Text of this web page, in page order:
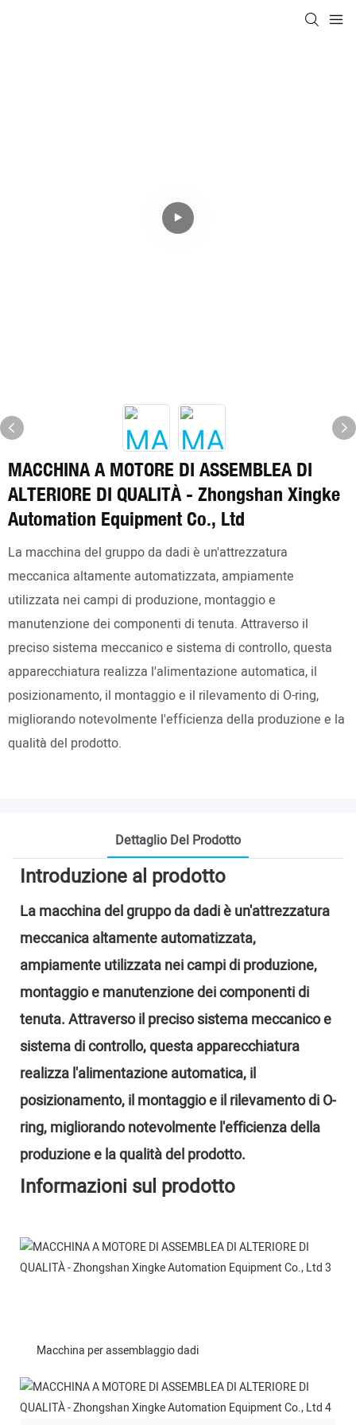
MACCHINA A MOTORE DI ASSEMBLEA DI
ALTERIORE DI QUALITÀ - Zhongshan Xingke
Automation Equipment Co., Ltd
La macchina del gruppo da dadi è un'attrezzatura
meccanica altamente automatizzata, ampiamente
utilizzata nei campi di produzione, montaggio e
manutenzione dei componenti di tenuta. Attraverso il
preciso sistema meccanico e sistema di controllo, questa
apparecchiatura realizza l'alimentazione automatica, il
posizionamento, il montaggio e il rilevamento di O-ring,
migliorando notevolmente l'efficienza della produzione e la
qualità del prodotto.
Dettaglio Del Prodotto
Introduzione al prodotto
La macchina del gruppo da dadi è un'attrezzatura
meccanica altamente automatizzata,
ampiamente utilizzata nei campi di produzione,
montaggio e manutenzione dei componenti di
tenuta. Attraverso il preciso sistema meccanico e
sistema di controllo, questa apparecchiatura
realizza l'alimentazione automatica, il
posizionamento, il montaggio e il rilevamento di O-
ring, migliorando notevolmente l'efficienza della
produzione e la qualità del prodotto.
Informazioni sul prodotto
Macchina per assemblaggio dadi